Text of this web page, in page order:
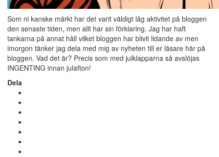
Som ni kanske märkt har det varit väldigt låg aktivitet på bloggen
den senaste tiden, men allt har sin förklaring. Jag har haft
tankarna på annat håll vilket bloggen har blivit lidande av men
imorgon tänker jag dela med mig av nyheten till er läsare här på
bloggen. Vad det är? Precis som med julklapparna så avslöjas
INGENTING innan julafton!
Dela